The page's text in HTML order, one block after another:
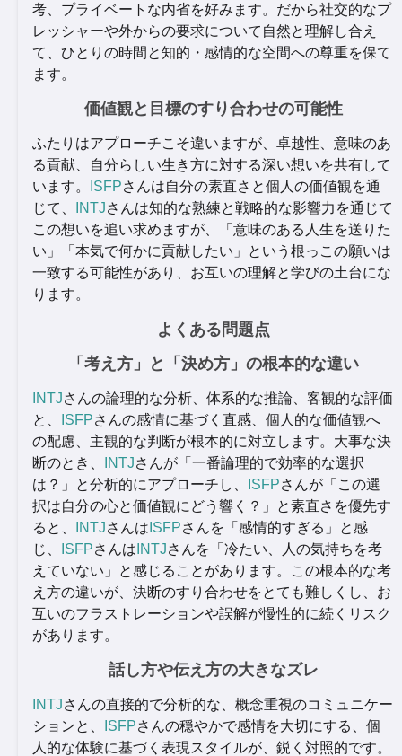
考、プライベートな内省を好みます。だから社交的なプ
レッシャーや外からの要求について自然と理解し合え
て、ひとりの時間と知的・感情的な空間への尊重を保て
ます。
価値観と目標のすり合わせの可能性
ふたりはアプローチこそ違いますが、卓越性、意味のあ
る貢献、自分らしい生き方に対する深い想いを共有して
います。
ISFPさんは自分の素直さと個人の価値観を通
じて、
INTJさんは知的な熟練と戦略的な影響力を通じて
この想いを追い求めますが、「意味のある人生を送りた
い」「本気で何かに貢献したい」という根っこの願いは
一致する可能性があり、お互いの理解と学びの土台にな
ります。
よくある問題点
「考え方」と「決め方」の根本的な違い
INTJさんの論理的な分析、体系的な推論、客観的な評価
と、
ISFPさんの感情に基づく直感、個人的な価値観へ
の配慮、主観的な判断が根本的に対立します。大事な決
断のとき、
INTJさんが「一番論理的で効率的な選択
は？」と分析的にアプローチし、
ISFPさんが「この選
択は自分の心と価値観にどう響く？」と素直さを優先す
ると、
INTJさんは ISFPさんを「感情的すぎる」と感
じ、
ISFPさんは INTJさんを「冷たい、人の気持ちを考
えていない」と感じることがあります。この根本的な考
え方の違いが、決断のすり合わせをとても難しくし、お
互いのフラストレーションや誤解が慢性的に続くリスク
があります。
話し方や伝え方の大きなズレ
INTJさんの直接的で分析的な、概念重視のコミュニケー
ションと、
ISFPさんの穏やかで感情を大切にする、個
人的な体験に基づく表現スタイルが、鋭く対照的です。